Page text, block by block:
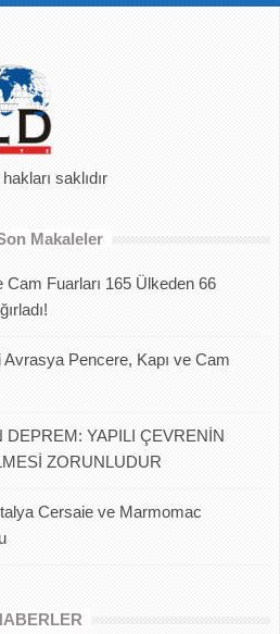
saklıdır
Makaleler
Fuarları 165 Ülkeden 66
Pencere, Kapı ve Cam
DEPREM: YAPILI ÇEVRENİN
ZORUNLUDUR
Cersaie ve Marmomac